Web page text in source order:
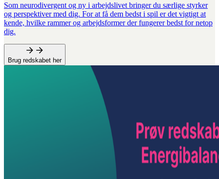
Som neurodivergent og ny i arbejdslivet bringer du særlige styrker
og perspektiver med dig. For at få dem bedst i spil er det vigtigt at
kende, hvilke rammer og arbejdsformer der fungerer bedst for netop
dig.
Brug redskabet her